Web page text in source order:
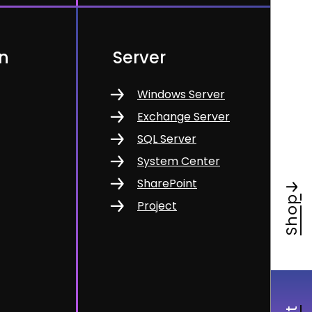
Shop
Server
Windows Server
Exchange Server
SQL Server
System Center
SharePoint
Project